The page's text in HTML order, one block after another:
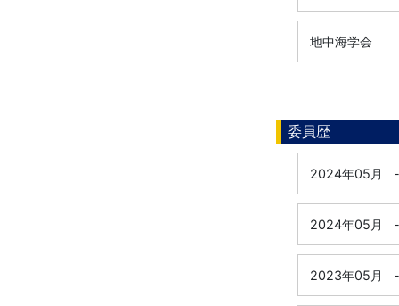
地中海学会
委員歴
2024年05月 -
2024年05月 -
2023年05月 -